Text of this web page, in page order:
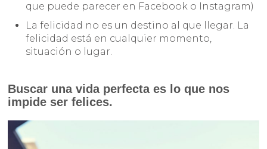
que puede parecer en Facebook o Instagram)
La felicidad no es un destino al que llegar. La
felicidad está en cualquier momento,
situación o lugar.
Buscar una vida perfecta es lo que nos
impide ser felices.